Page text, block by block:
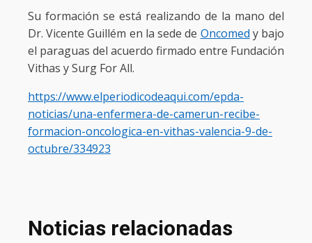
Su formación se está realizando de la mano del
Dr. Vicente Guillém en la sede de Oncomed y bajo
el paraguas del acuerdo firmado entre Fundación
Vithas y Surg For All.
https://www.elperiodicodeaqui.com/epda-
noticias/una-enfermera-de-camerun-recibe-
formacion-oncologica-en-vithas-valencia-9-de-
octubre/334923
Noticias relacionadas